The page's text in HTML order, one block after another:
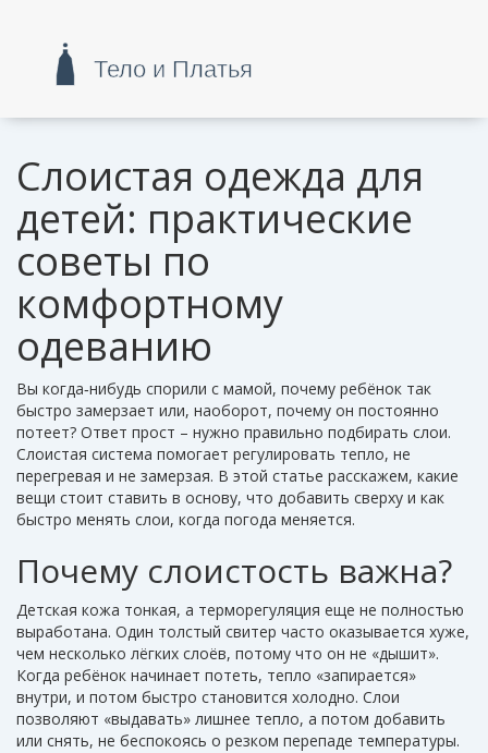
Слоистая одежда для
детей: практические
советы по
комфортному
одеванию
Вы когда‑нибудь спорили с мамой, почему ребёнок так
быстро замерзает или, наоборот, почему он постоянно
потеет? Ответ прост – нужно правильно подбирать слои.
Слоистая система помогает регулировать тепло, не
перегревая и не замерзая. В этой статье расскажем, какие
вещи стоит ставить в основу, что добавить сверху и как
быстро менять слои, когда погода меняется.
Почему слоистость важна?
Детская кожа тонкая, а терморегуляция еще не полностью
выработана. Один толстый свитер часто оказывается хуже,
чем несколько лёгких слоёв, потому что он не «дышит».
Когда ребёнок начинает потеть, тепло «запирается»
внутри, и потом быстро становится холодно. Слои
позволяют «выдавать» лишнее тепло, а потом добавить
или снять, не беспокоясь о резком перепаде температуры.